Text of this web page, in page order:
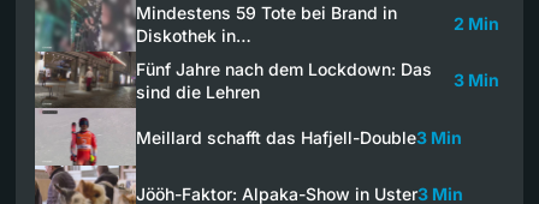
Mindestens 59 Tote bei Brand in
Diskothek in…
2 Min
Fünf Jahre nach dem Lockdown: Das
sind die Lehren
3 Min
Meillard schafft das Hafjell-Double3 Min
Jööh-Faktor: Alpaka-Show in Uster3 Min